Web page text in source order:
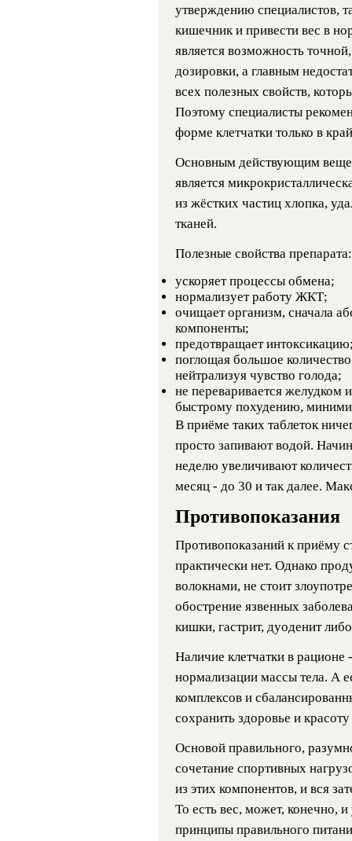
утверждению специалистов,
кишечник и привести вес в
является возможность
дозировки, а главным
всех полезных свойств,
Поэтому специалисты
форме клетчатки только в
Основным действующим
является
из жёстких частиц хлопка,
тканей.
Полезные свойства препарата:
ускоряет процессы обмена;
нормализует работу ЖКТ;
очищает организм, сначала
компоненты;
предотвращает
поглощая большое
нейтрализуя чувство голода;
не переваривается желудком
быстрому похудению,
В приёме таких таблеток
просто запивают водой.
неделю увеличивают
месяц - до 30 и так далее.
Противопоказания
Противопоказаний к приёму
практически нет. Однако
волокнами, не стоит
обострение язвенных
кишки, гастрит, дуоденит
Наличие клетчатки в рационе
нормализации массы тела. А
комплексов и
сохранить здоровье и
Основой правильного,
сочетание спортивных
из этих компонентов, и вся
То есть вес, может, конечно,
принципы правильного